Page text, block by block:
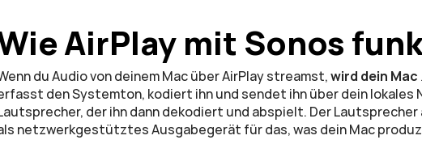
AirPlay mit Sonos
du Audio von deinem Mac über AirPlay streamst, wird dein
den Systemton, kodiert ihn und sendet ihn über dein lokales
der ihn dann dekodiert und abspielt. Der
netzwerkgestütztes Ausgabegerät für das, was dein Mac